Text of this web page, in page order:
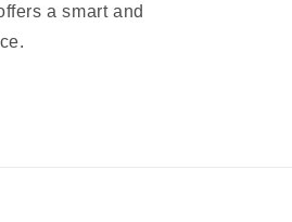
a smart and